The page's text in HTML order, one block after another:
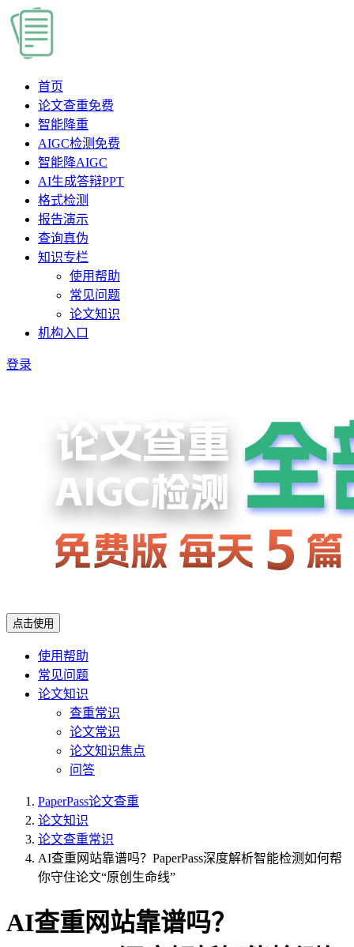
首页
论文查重免费
智能降重
AIGC检测 免费
智能降AIGC
AI生成答辩PPT
格式检测
报告演示
查询真伪
知识专栏
使用帮助
常见问题
论文知识
机构入口
登录
点击使用
使用帮助
常见问题
论文知识
查重常识
论文常识
论文知识焦点
问答
PaperPass论文查重
论文知识
论文查重常识
AI查重网站靠谱吗？PaperPass深度解析智能检测如何帮
你守住论文“原创生命线”
AI查重网站靠谱吗？